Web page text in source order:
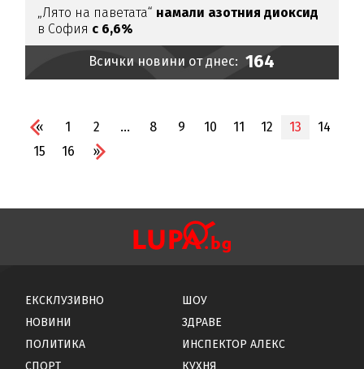
„Лято на паветата“ намали азотния диоксид
в София с 6,6%
Всички новини от днес: 164
« 1 2 ... 8 9 10 11 12 13
14
15
16 »
ЕКСКЛУЗИВНО
НОВИНИ
ПОЛИТИКА
СПОРТ
ШОУ
ЗДРАВЕ
ИНСПЕКТОР АЛЕКС
КУХНЯ